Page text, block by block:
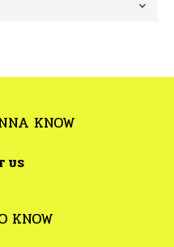
KNOW
US
KNOW